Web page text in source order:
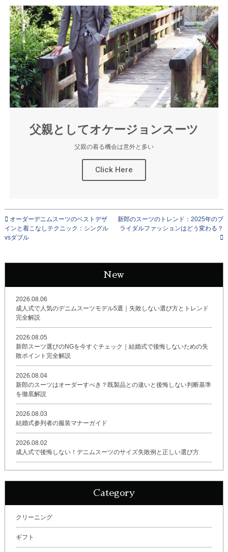
父親としてオケージョンスーツ
父親の着る機会は意外と多い
Click Here
オーダーデニムスーツのベストデザ
インと着こなしテクニック：シングル
vsダブル
新郎のスーツのトレンド：2025年のブ
ライダルファッションはどう変わる？
New
2026.08.06
成人式で人気のデニムスーツモデル5選｜失敗しない選び方とトレンド
完全解説
2026.08.05
新郎スーツ選びのNGを今すぐチェック｜結婚式で後悔しないための失
敗ポイント完全解説
2026.08.04
新郎のスーツはオーダーすべき？既製品との違いと後悔しない判断基準
を徹底解説
2026.08.03
結婚式参列者の服装マナーガイド
2026.08.02
成人式で後悔しない！デニムスーツのサイズ失敗例と正しい選び方
Category
クリーニング
ギフト